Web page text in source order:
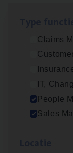
Claims
IT,
People
Sales
Insu­ran­ce
Antwerpen
Busi­ness